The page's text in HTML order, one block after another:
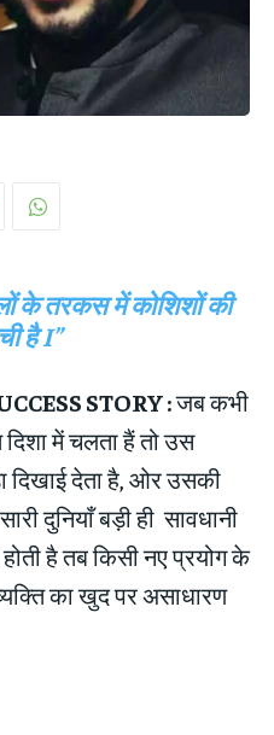
के तरकस में कोशिशों की
है I”
STORY :जब कभी
दिशा में चलता हैं तो उस
दिखाई देता है, ओर उसकी
दुनियाँ बड़ी ही सावधानी
है तब किसी नए प्रयोग के
का खुद पर असाधारण